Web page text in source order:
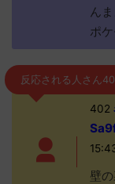
ん
ポ
反応される人さん
402
壁